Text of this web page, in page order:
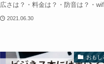
広さは？・料金は？・防音は？・
2021.06.30
おもし